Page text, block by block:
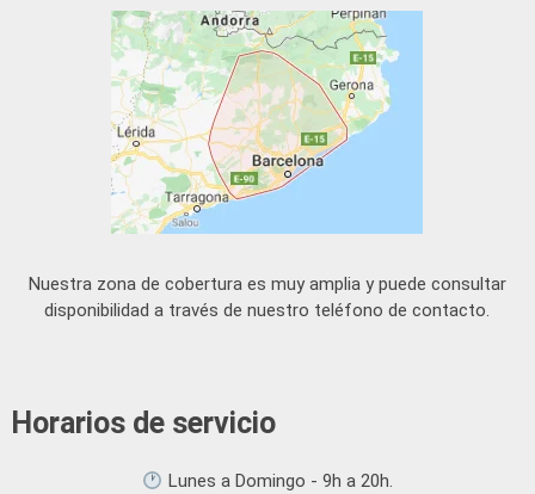
Nuestra zona de cobertura es muy amplia y puede consultar
disponibilidad a través de nuestro teléfono de contacto.
Horarios de servicio
Lunes a Domingo - 9h a 20h.